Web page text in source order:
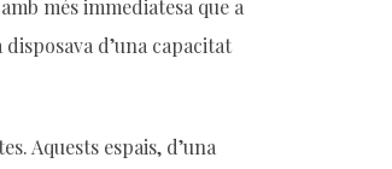
disminuir
el
més immediatesa que a
d’una capacitat
Aquests espais, d’una